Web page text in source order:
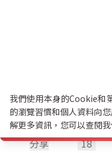
分享 18
我們使用本身的Cookie和
的瀏覽習慣和個人資料向
解更多資訊，您可以查閱